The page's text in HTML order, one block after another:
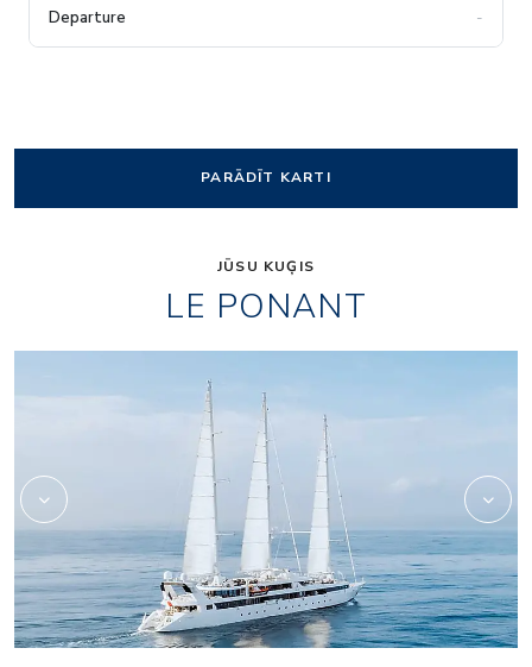
-
PARĀDĪT KARTI
JŪSU KUĢIS
LE PONANT